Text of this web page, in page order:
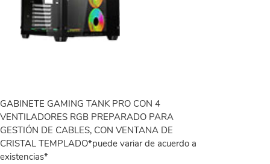
GABINETE GAMING TANK PRO CON 4
VENTILADORES RGB PREPARADO PARA
GESTIÓN DE CABLES, CON VENTANA DE
CRISTAL TEMPLADO*puede variar de acuerdo a
existencias*